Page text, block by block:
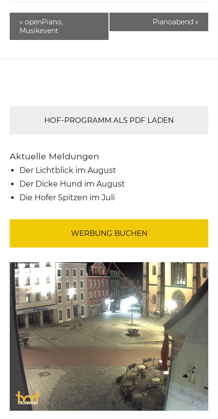
« openPiano,
Musikevent
Pianoabend »
HOF-PROGRAMM ALS PDF LADEN
Aktuelle Meldungen
Der Lichtblick im August
Der Dicke Hund im August
Die Hofer Spitzen im Juli
WERBUNG BUCHEN